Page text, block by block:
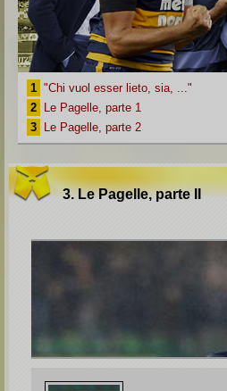
1 "Chi vuol esser lieto, sia, ..."
2
Le Pagelle, parte 1
3
Le Pagelle, parte 2
3. Le Pagelle, parte II